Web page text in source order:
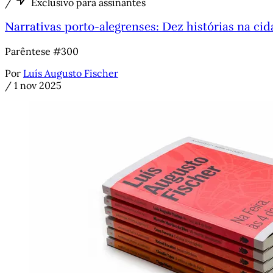
Narrativas porto-alegrenses: Dez histórias na
Parêntese #300
Por Luís Augusto Fischer
/ 1 nov 2025